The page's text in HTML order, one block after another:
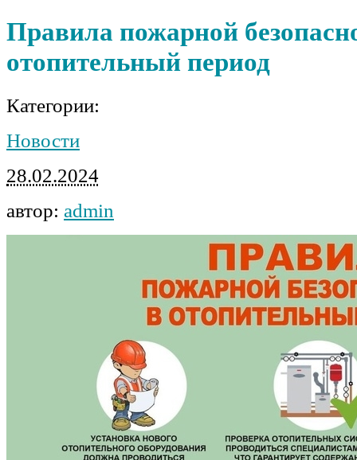
Правила пожарной
отопительный период
Категории:
Новости
28.02.2024
автор: admin